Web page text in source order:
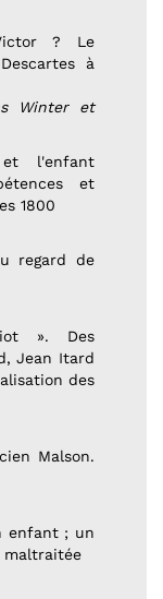
? Le
à
Winter et
l'enfant
et
1800
regard de
». Des
Jean Itard
des
Malson.
enfant ; un
maltraitée